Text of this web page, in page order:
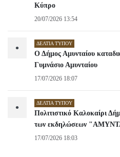
Κύπρο
20/07/2026 13:54
• ΔΕΛΤΊΑ ΤΎΠΟΥ
Ο Δήμος Αμυνταίου
Γυμνάσιο Αμυνταίου
17/07/2026 18:07
• ΔΕΛΤΊΑ ΤΎΠΟΥ
Πολιτιστικό Καλοκαίρι
των εκδηλώσεων
17/07/2026 18:03